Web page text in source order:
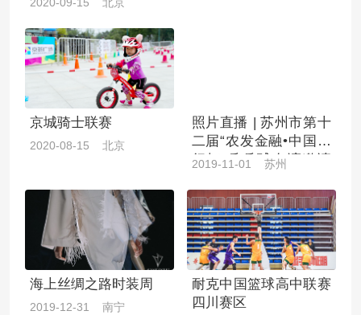
京城骑士联赛
2020-08-15 北京
照片直播 | 苏州市第十
二届“农发金融•中国银
行杯”乒乓球友谊邀请
2019-11-01 苏州
海上丝绸之路时装周
2019-12-31 南宁
耐克中国篮球高中联赛
四川赛区